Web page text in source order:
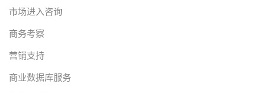
[3] Enternews，电动汽车会主导越南市场吗？
[4] Vietnam Plus，Vinfast 3 月份交付 12,100 辆电动汽
车，领跑越南市场
市场进入咨询
商务考察
营销支持
商业数据库服务